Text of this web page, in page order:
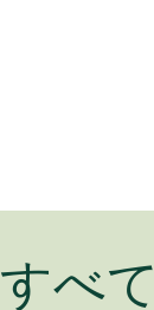
すべ